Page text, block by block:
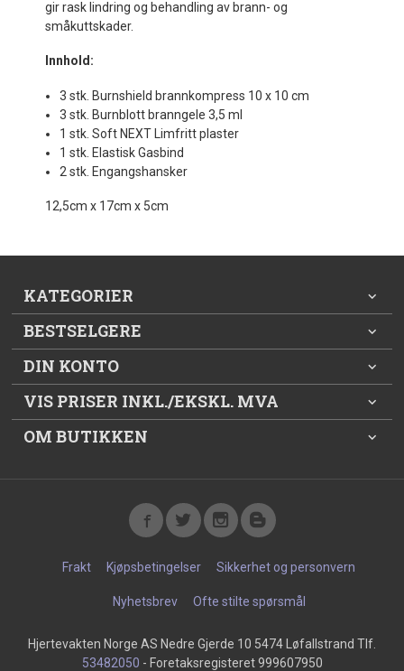
gir rask lindring og behandling av brann- og
småkuttskader.
Innhold:
3 stk. Burnshield brannkompress 10 x 10 cm
3 stk. Burnblott branngele 3,5 ml
1 stk. Soft NEXT Limfritt plaster
1 stk. Elastisk Gasbind
2 stk. Engangshansker
12,5cm x 17cm x 5cm
KATEGORIER
BESTSELGERE
DIN KONTO
VIS PRISER INKL./EKSKL. MVA
OM BUTIKKEN
Frakt Kjøpsbetingelser Sikkerhet og personvern
Nyhetsbrev Ofte stilte spørsmål
Hjertevakten Norge AS Nedre Gjerde 10 5474 Løfallstrand Tlf.
53482050 - Foretaksregisteret 999607950